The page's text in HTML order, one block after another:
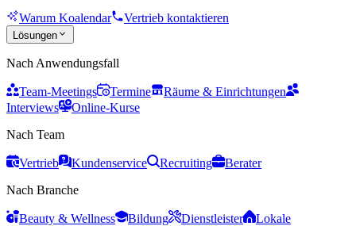
Warum Koalendar Vertrieb kontaktieren
Lösungen
Nach Anwendungsfall
Team-Meetings Termine
Räume & Einrichtungen
Interviews
Online-Kurse
Nach Team
Vertrieb Kundenservice Recruiting
Berater
Nach Branche
Beauty & Wellness Bildung Dienstleister
Lokale